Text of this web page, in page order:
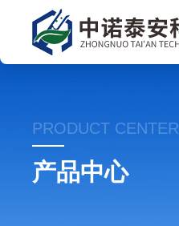
PRODUCT CENTER
产品中心